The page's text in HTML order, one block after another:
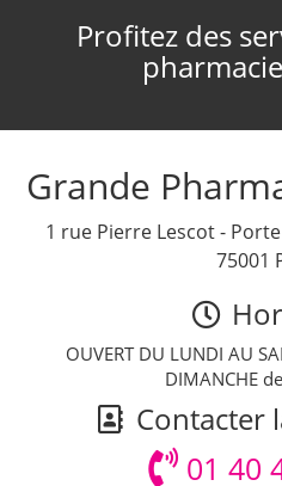
Profitez des
Grande
1 rue Pierre Lescot -
75001
OUVERT DU LUNDI AU
DIMANCHE
Contacter
01 40